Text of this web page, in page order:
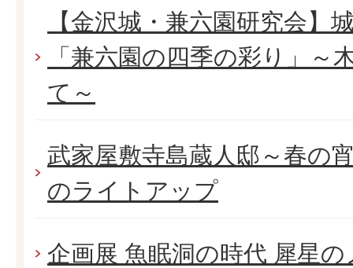
【金沢城・兼六園研究会】
「兼六園の四季の彩り」～
て～
武家屋敷寺島蔵人邸～春の
のライトアップ
企画展 魚眠洞の時代 犀星